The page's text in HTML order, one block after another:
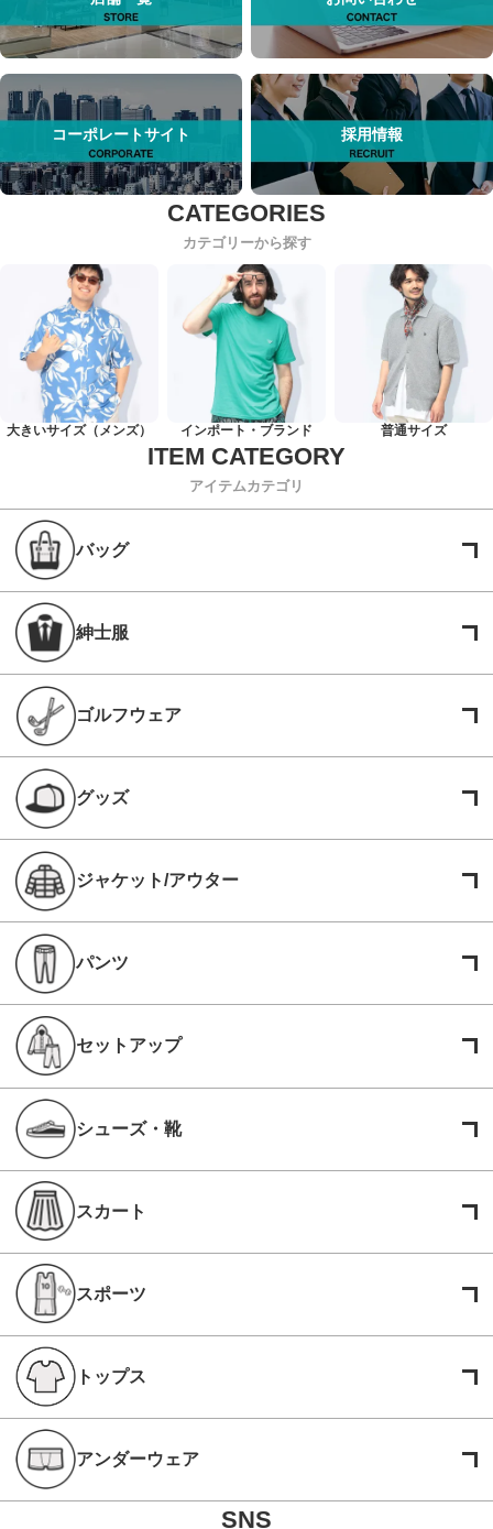
コーポレートサイト 採用情報
カテゴリーから探す
大きいサイズ（メンズ） インポート・ブランド 普通サイズ
アイテムカテゴリ
バッグ
紳士服
ゴルフウェア
グッズ
ジャケット/アウター
パンツ
セットアップ
シューズ・靴
スカート
スポーツ
トップス
アンダーウェア